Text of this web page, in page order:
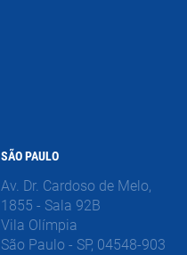
SÃO PAULO
Av. Dr. Cardoso de Melo,
1855 - Sala 92B
Vila Olímpia
São Paulo - SP, 04548-903